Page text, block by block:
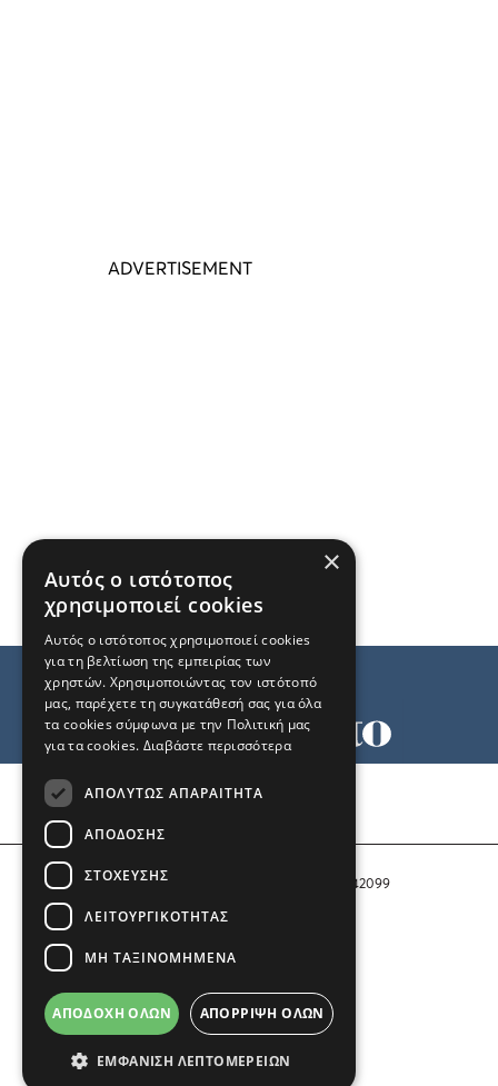
Αριθμός Πιστοποίησης Μ.Η.Τ. 242099
COPYRIGHT © 2026 Το Μανιφέστο
×
Αυτός ο ιστότοπος
χρησιμοποιεί cookies
Αυτός ο ιστότοπος χρησιμοποιεί cookies
για τη βελτίωση της εμπειρίας των
χρηστών. Χρησιμοποιώντας τον ιστότοπό
μας, παρέχετε τη συγκατάθεσή σας για όλα
τα cookies σύμφωνα με την Πολιτική μας
για τα cookies. Διαβάστε περισσότερα
ΑΠΟΛΎΤΩΣ ΑΠΑΡΑΊΤΗΤΑ
ΑΠΌΔΟΣΗΣ
ΣΤΌΧΕΥΣΗΣ
ΛΕΙΤΟΥΡΓΙΚΌΤΗΤΑΣ
ΜΗ ΤΑΞΙΝΟΜΗΜΈΝΑ
ΑΠΟΔΟΧΉ ΌΛΩΝ ΑΠΌΡΡΙΨΗ ΌΛΩΝ
ΕΜΦΆΝΙΣΗ ΛΕΠΤΟΜΕΡΕΙΏΝ